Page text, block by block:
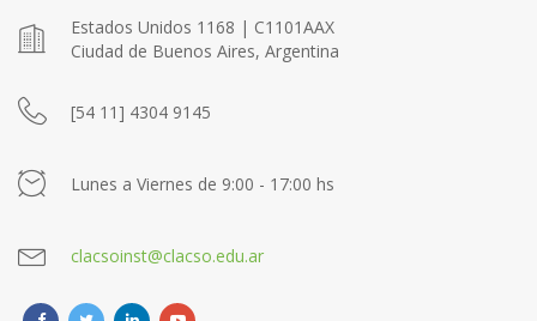
Estados Unidos 1168 | C1101AAX
Ciudad de Buenos Aires, Argentina
[54 11] 4304 9145
Lunes a Viernes de 9:00 - 17:00 hs
clacsoinst@clacso.edu.ar